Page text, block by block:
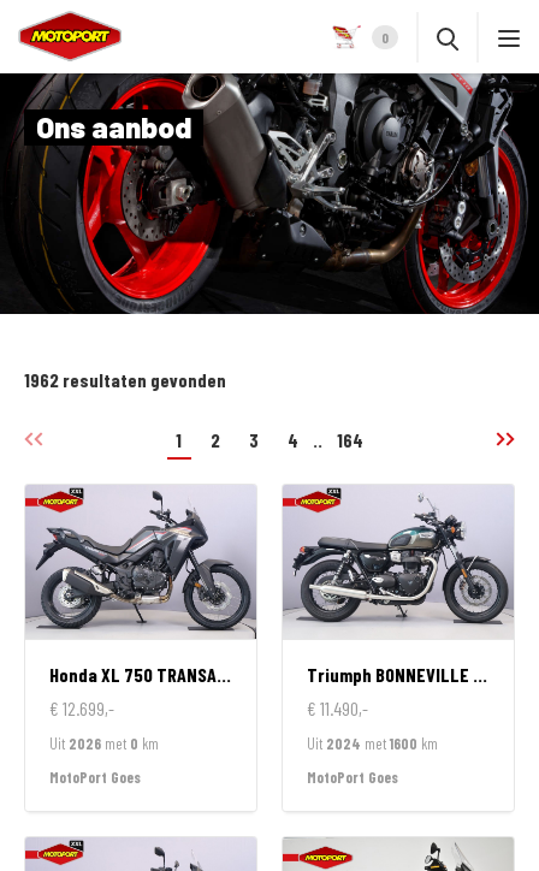
0
Ons aanbod
1962 resultaten gevonden
1 2 3 4 .. 164
HondaXL 750 TRANSALP
€ 12.699,-
Uit 2026 met 0 km
MotoPort Goes
Triumph BONNEVILLE T100
€ 11.490,-
Uit 2024 met1600 km
MotoPort Goes